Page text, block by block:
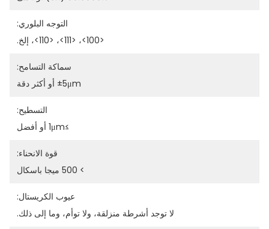
التوجه البلوري:
<100>، <111>، <110>، إلخ.
سماكة التسامح:
±5μm أو أكثر دقة
التسطيح:
≥1μm أو أفضل
قوة الانحناء:
> 500 ميجا باسكال
عيوب الكريستال:
لا توجد أشرطة منزلقة، ولا توأم، وما إلى ذلك.